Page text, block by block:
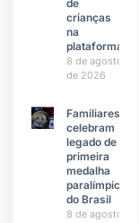
de
crianças
na
plataforma
8 de agosto
de 2026
Familiares
celebram
legado de
primeira
medalha
paralímpica
do Brasil
8 de agosto